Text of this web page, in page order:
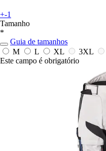
+-1
Tamanho
*
Guia de tamanhos
M
L XL 3XL
Este campo é obrigatório